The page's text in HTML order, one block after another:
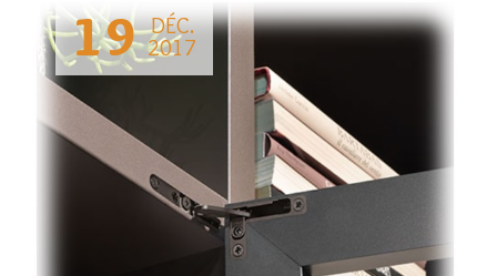
19 DÉC.
2017